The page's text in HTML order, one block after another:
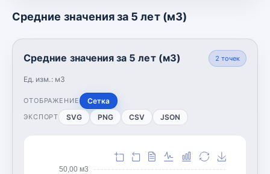
Средние значения за 5 лет (м3)
Средние значения за 5 лет (м3)
Ед. изм.: м3
2 точек
ОТОБРАЖЕНИЕ Сетка
ЭКСПОРТ SVG PNG CSV JSON
50,00 м3